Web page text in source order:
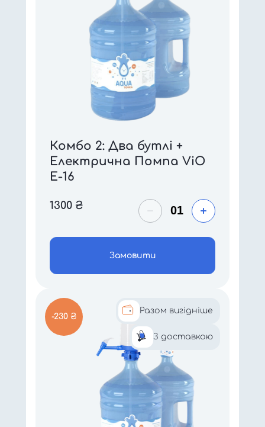
Комбо 2: Два бутлі +
Електрична Помпа ViO
E-16
1300 ₴
Замовити
-230 ₴
Разом вигідніше
З доставкою